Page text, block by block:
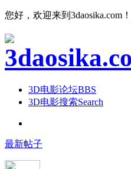
您好，欢迎来到3daosika.com！
3D电影论坛BBS
3D电影搜索Search
最新帖子